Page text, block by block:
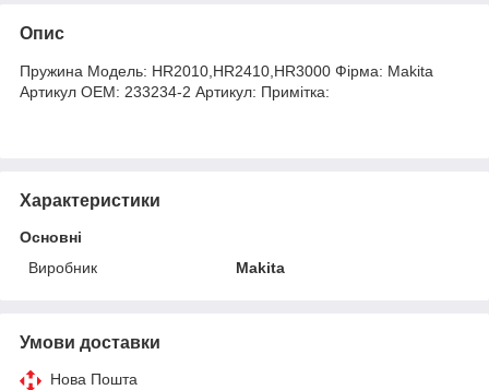
Опис
Пружина Модель: HR2010,HR2410,HR3000 Фірма: Makita
Артикул OEM: 233234-2 Артикул: Примітка:
Характеристики
Основні
Виробник
Makita
Умови доставки
Нова Пошта